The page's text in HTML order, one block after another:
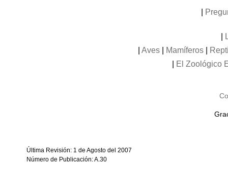
Aves| Mamíferos|
El Zoológico
Última Revisión: 1 de Agosto del 2007
Número de Publicación: A.30